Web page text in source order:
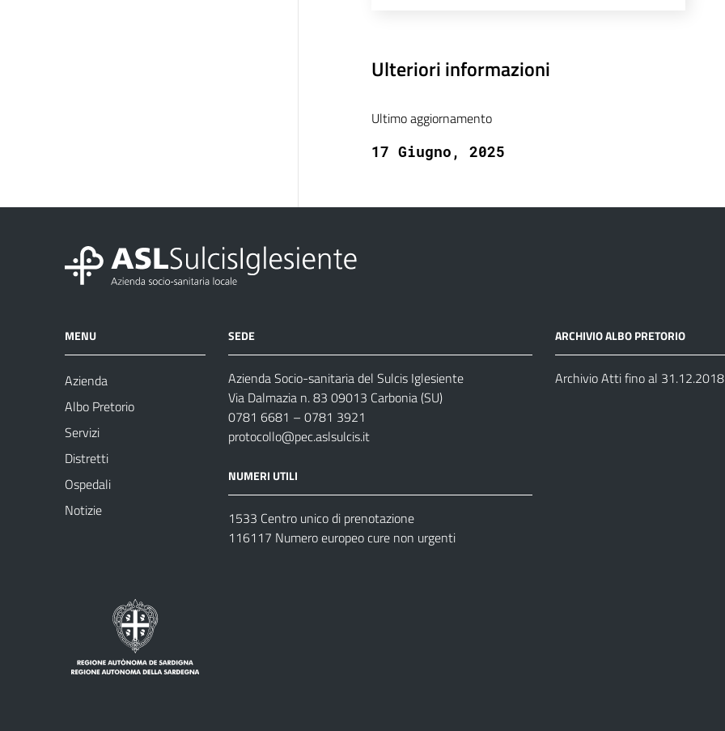
Ulteriori informazioni
Ultimo aggiornamento
17 Giugno, 2025
MENU
Azienda
Albo Pretorio
Servizi
Distretti
Ospedali
Notizie
SEDE
Azienda Socio-sanitaria del Sulcis Iglesiente
Via Dalmazia n. 83 09013 Carbonia (SU)
0781 6681 – 0781 3921
protocollo@pec.aslsulcis.it
NUMERI UTILI
1533 Centro unico di prenotazione
116117 Numero europeo cure non urgenti
ARCHIVIO ALBO PRETORIO
Archivio Atti fino al 31.12.2018